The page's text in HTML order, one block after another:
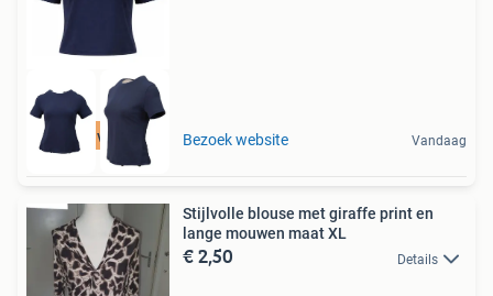
Tot 75% voordeel Bezoek website Vandaag
Stijlvolle blouse met giraffe print en
lange mouwen maat XL
€ 2,50 Details